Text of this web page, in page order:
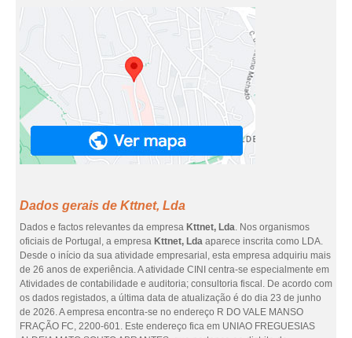
Dados gerais de Kttnet, Lda
Dados e factos relevantes da empresa Kttnet, Lda. Nos organismos
oficiais de Portugal, a empresa Kttnet, Lda aparece inscrita como LDA.
Desde o início da sua atividade empresarial, esta empresa adquiriu mais
de 26 anos de experiência. A atividade CINI centra-se especialmente em
Atividades de contabilidade e auditoria; consultoria fiscal. De acordo com
os dados registados, a última data de atualização é do dia 23 de junho
de 2026. A empresa encontra-se no endereço R DO VALE MANSO
FRAÇÃO FC, 2200-601. Este endereço fica em UNIAO FREGUESIAS